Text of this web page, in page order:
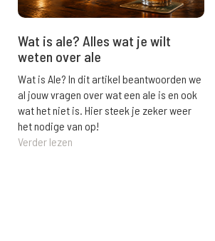
Wat is ale? Alles wat je wilt
weten over ale
Wat is Ale? In dit artikel beantwoorden we
al jouw vragen over wat een ale is en ook
wat het niet is. Hier steek je zeker weer
het nodige van op!
Verder lezen